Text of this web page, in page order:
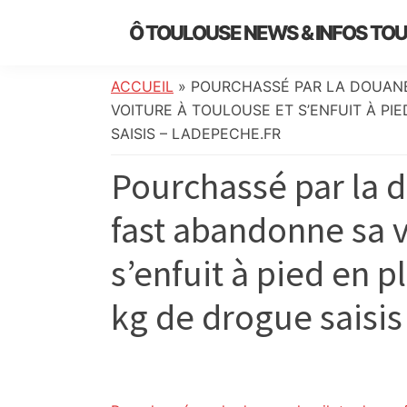
Ô TOULOUSE NEWS & INFOS
de
l’actualité
toulousaine
locale,
société,
culture,
politique,
météo,
faits
divers
ACCUEIL » POURCHASSÉ PAR LA
VOITURE À TOULOUSE ET S’ENFUIT À
SAISIS – LADEPECHE.FR
Pourchassé par la
fast abandonne sa
s’enfuit à pied en
kg de drogue